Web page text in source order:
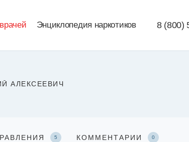
Энциклопедия наркотиков 8 (800)
АЛЕКСЕЕВИЧ
5 КОММЕНТАРИИ 0